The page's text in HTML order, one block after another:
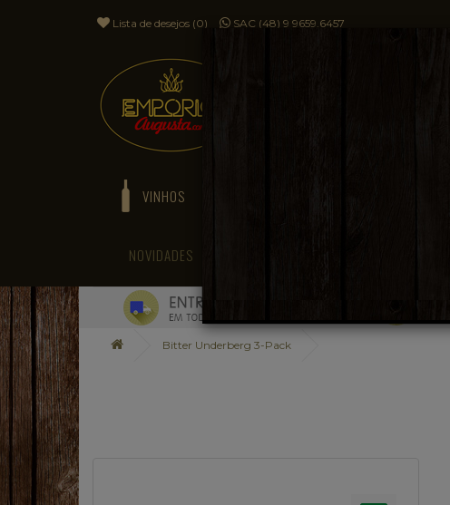
Lista de desejos (0) SAC (48) 9 9659.6457
VINHOS
NOVIDADES
Bitter Underberg 3-Pack